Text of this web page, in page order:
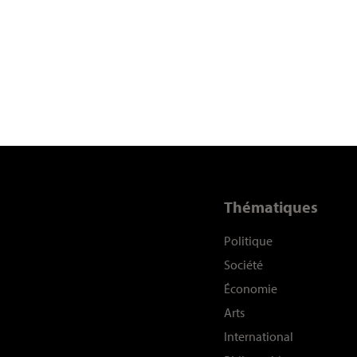
Thématiques
Politique
Société
Économie
Arts
International